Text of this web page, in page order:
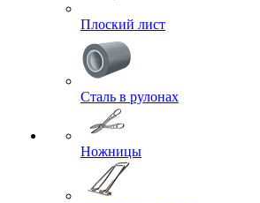
Плоский лист
Сталь в рулонах
Ножницы